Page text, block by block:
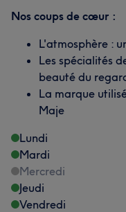
Nos coups de cœur :
L'atmosphère :
Les spécialités
beauté du
La marque
Maje
Lundi
Mardi
Mercredi
Jeudi
Vendredi